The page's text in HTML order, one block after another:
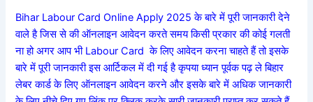
Bihar Labour Card Online Apply 2025 के बारे में पूरी जानकारी देने
वाले है जिस से की ऑनलाइन आवेदन करते समय किसी प्रकार की कोई गलती
ना हो अगर आप भी Labour Card के लिए आवेदन करना चाहते हैं तो इसके
बारे में पूरी जानकारी इस आर्टिकल में दी गई है कृपया ध्यान पूर्वक पढ़ ले बिहार
लेबर कार्ड के लिए ऑनलाइन आवेदन करने और इसके बारे में अधिक जानकारी